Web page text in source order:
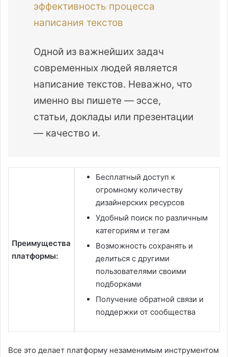
эффективность процесса
написания текстов
Одной из важнейших задач
современных людей является
написание текстов. Неважно, что
именно вы пишете — эссе,
статьи, доклады или презентации
— качество и.
Преимущества
платформы:
Бесплатный доступ к
огромному количеству
дизайнерских ресурсов
Удобный поиск по различным
категориям и тегам
Возможность сохранять и
делиться с другими
пользователями своими
подборками
Получение обратной связи и
поддержки от сообщества
Все это делает платформу незаменимым инструментом